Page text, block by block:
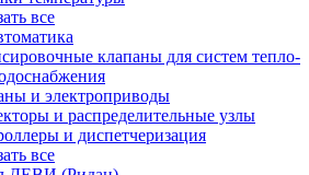
все
клапаны для систем тепло-
и электроприводы
и распределительные узлы
и диспетчеризация
все